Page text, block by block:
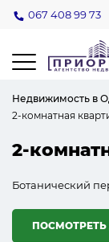
067 408 99 73
Недвижимость в
2-комнатная
2-
Ботанический